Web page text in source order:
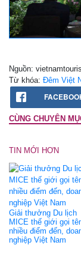
Nguồn:
Từ khóa: Đêm Việt
CÙNG CHUYÊN
TIN MỚI HƠN
Giải thưởng Du lịch
MICE thế giới gọi
nhiều điểm đến,
nghiệp Việt Nam